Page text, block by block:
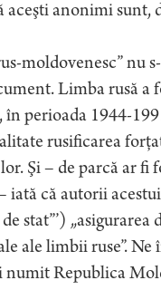
aceşti anonimi
moldovenesc” nu
Limba rusă a
perioada 1944-
rusificarea
Şi – de parcă ar
iată că autorii
stat”’)
ale limbii ruse”.
Republica